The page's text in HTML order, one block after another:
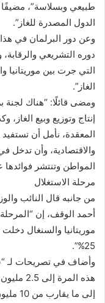
طبيعي وبسلاسة”، مضيفًا
الدول المصدرة للغاز”.
وعن دور البرلمان في
دوره التشريعي والرقابة،
التي جرت بين
الغاز”.
إنتاج وتوزيع وبيع الغاز،
المعقدة، نأمل أن تستفيد
والاقتصادية، وأن تدخل
المواطن وتنتشر فوائدها
مرحلة الاستغلال
من جانبه قال النائب
أحمد الوقف، إن
موريتانيا والسنغال
25%”.
وأضاف في تصريحات لـ
هذه
إلى ما يقارب من 10 مليون طن”.